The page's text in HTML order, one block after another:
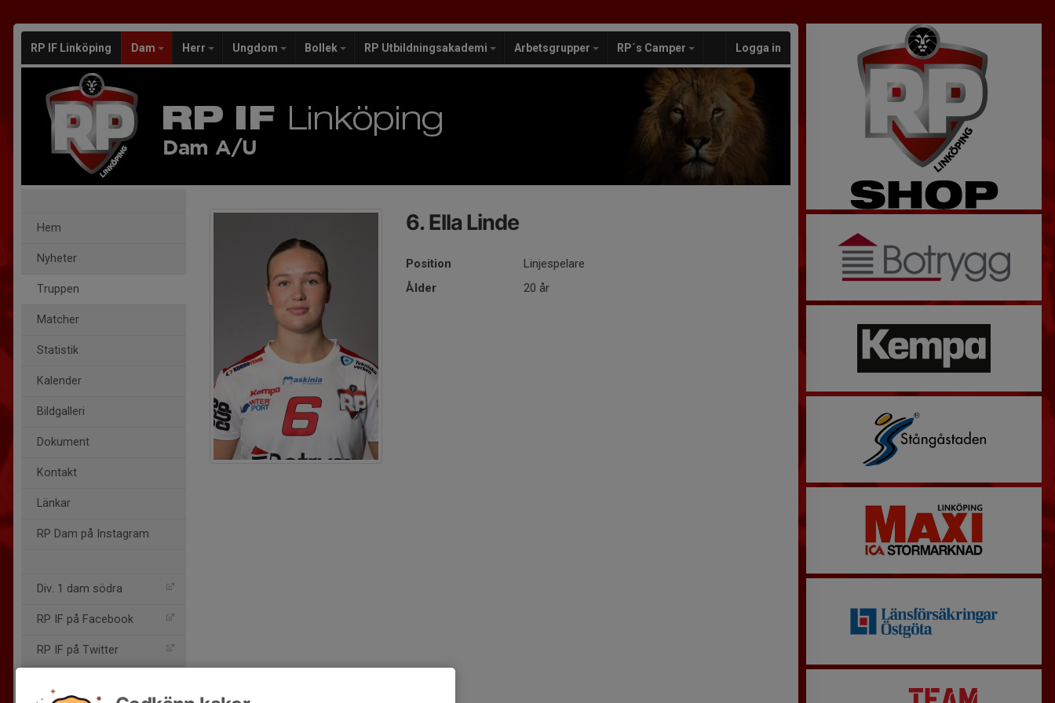
RP IF Linköping Dam Herr Ungdom Bollek RP Utbildningsakademi Arbetsgrupper RP´s Camper Logga in
Dam A/U
Hem
Nyheter
Truppen
Matcher
Statistik
Kalender
Bildgalleri
Dokument
Kontakt
Länkar
RP Dam på Instagram
Div. 1 dam södra
RP IF på Facebook
RP IF på Twitter
6. Ella Linde
Position
Linjespelare
Ålder
20 år